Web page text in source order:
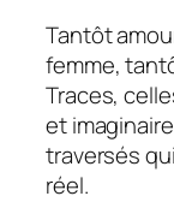
Tantôt
femme,
Traces,
et
traversés
réel.